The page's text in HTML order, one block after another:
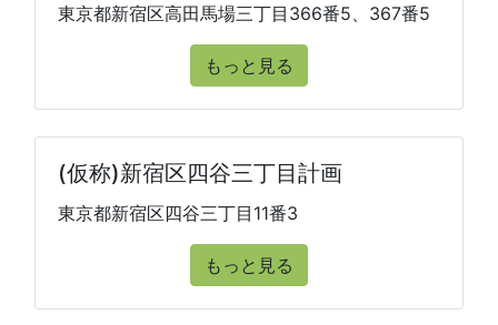
東京都新宿区高田馬場三丁目366番5、367番5
もっと見る
(仮称)新宿区四谷三丁目計画
東京都新宿区四谷三丁目11番3
もっと見る